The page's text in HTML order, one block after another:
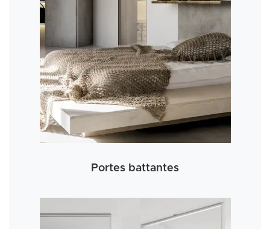
Portes battantes